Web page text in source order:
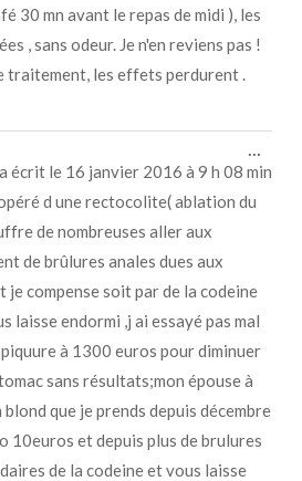
30 mn avant le repas de midi ), les
, sans odeur. Je n'en reviens pas !
traitement, les effets perdurent .
a écrit le16 janvier 2016 à 9 h 08 min
d une rectocolite( ablation du
de nombreuses aller aux
de brûlures anales dues aux
je compense soit par de la codeine
laisse endormi ,j ai essayé pas mal
à 1300 euros pour diminuer
sans résultats;mon épouse à
que je prends depuis décembre
10euros et depuis plus de brulures
de la codeine et vous laisse
...
cette
boîte